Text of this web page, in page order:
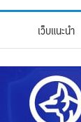
เว็บแนะนำ